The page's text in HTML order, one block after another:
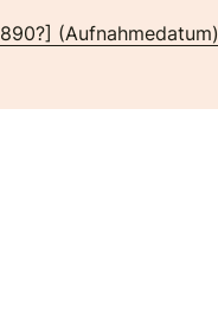
(Aufnahmedatum)